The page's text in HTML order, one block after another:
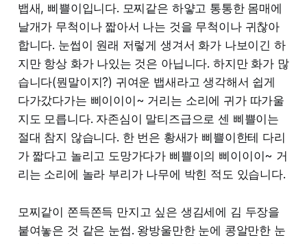
뱁새, 삐쁠이입니다. 모찌같은 하얗고 통통한 몸매에
날개가 무척이나 짧아서 나는 것을 무척이나 귀찮아
합니다. 눈썹이 원래 저렇게 생겨서 화가 나보이긴 하
지만 항상 화가 나있는 것은 아닙니다. 하지만 화가 많
습니다(뭔말이지?) 귀여운 뱁새라고 생각해서 쉽게
다가갔다가는 삐이이이~ 거리는 소리에 귀가 따가울
지도 모릅니다. 자존심이 말티즈급으로 센 삐쁠이는
절대 참지 않습니다. 한 번은 황새가 삐쁠이한테 다리
가 짧다고 놀리고 도망가다가 삐쁠이의 삐이이이~ 거
리는 소리에 놀라 부리가 나무에 박힌 적도 있습니다.
모찌같이 쫀득쫀득 만지고 싶은 생김세에 김 두장을
붙여놓은 것 같은 눈썹. 왕방울만한 눈에 콩알만한 눈